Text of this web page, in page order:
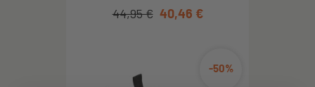
44,95 € 40,46 €
-50%